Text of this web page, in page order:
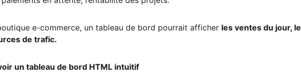
e-commerce, un tableau de bord pourrait afficher les ventes du jour, le
de trafic.
un tableau de bord HTML intuitif